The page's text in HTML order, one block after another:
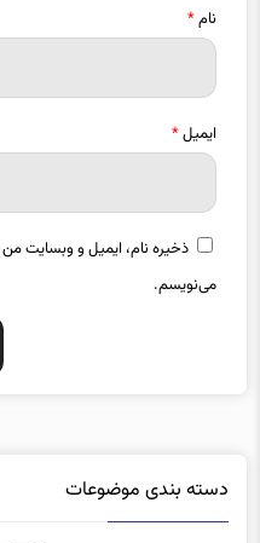
ایمیل*
ذخیره نام، ایمیل و وبسایت من
می‌نویسم.
آذربایجان شرقی